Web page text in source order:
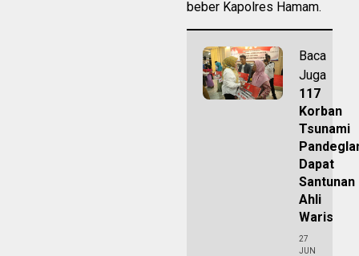
beber Kapolres Hamam.
Baca
Juga
117
Korban
Tsunami
Dapat
Santunan
Ahli
Waris
27
JUN